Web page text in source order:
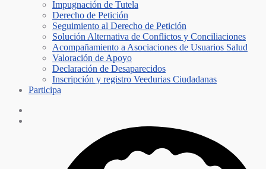
Impugnación de Tutela
Derecho de Petición
Seguimiento al Derecho de Petición
Solución Alternativa de Conflictos y Conciliaciones
Acompañamiento a Asociaciones de Usuarios Salud
Valoración de Apoyo
Declaración de Desaparecidos
Inscripción y registro Veedurias Ciudadanas
Participa